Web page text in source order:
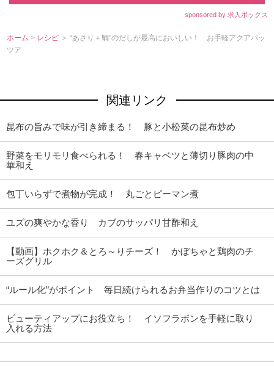
sponsored by 求人ボックス
ホーム > レシピ ＞ “あさり＋鯛”のだしが最高においしい！ お手軽アクアパッ
ツア
関連リンク
昆布の旨みで味が引き締まる！ 豚と小松菜の昆布炒め
野菜をモリモリ食べられる！ 春キャベツと薄切り豚肉の中
華和え
包丁いらずで煮物が完成！ 丸ごとピーマン煮
ユズの爽やかな香り カブのサッパリ甘酢和え
【動画】ホクホク＆とろ～りチーズ！ かぼちゃと鶏肉のチ
ーズグリル
“ルール化”がポイント 毎日続けられるお弁当作りのコツとは
ビューティアップにお役立ち！ イソフラボンを手軽に取り
入れる方法